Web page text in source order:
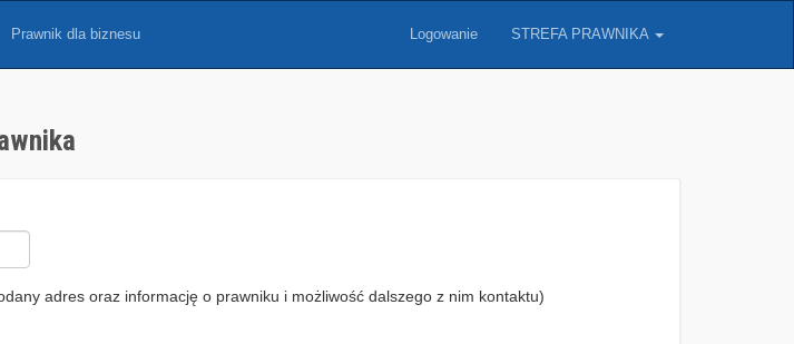
Prawnik dla biznesu Logowanie STREFA PRAWNIKA
adres oraz informację o prawniku i możliwość dalszego z nim kontaktu)